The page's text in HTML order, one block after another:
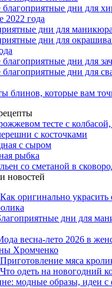
дни для
2022 года
дни для
дни для
дни для
дни для
блинов, которые вам
тесте с
с косточками
с сыром
рыбка
со сметаной в
новостей
Как оригинально
дни для
весна-лето 2026 в
Хромченко
Приготовление мяса
Что одеть на новогодний
модные образы, идеи с